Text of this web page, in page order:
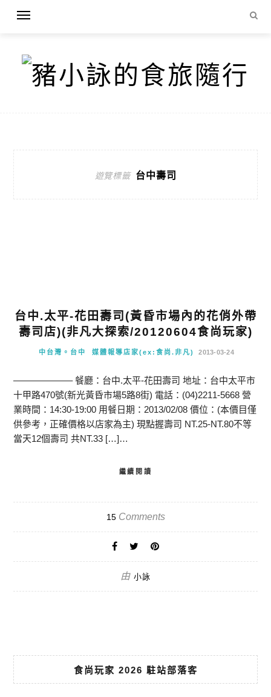
遊覽標籤 台中壽司
台中.太平-花田壽司(黃昏市場內的花俏外帶
壽司店)(非凡大探索/20120604食尚玩家)
中台灣。台中 媒體報導店家(ex:食尚.非凡) 2013-03-24
——————– 餐廳：台中.太平-花田壽司 地址：台中太平市
十甲路470號(新光黃昏市場5路8街) 電話：(04)2211-5668 營
業時間：14:30-19:00 用餐日期：2013/02/08 價位：(本價目僅
供參考，正確價格以店家為主) 現點握壽司 NT.25-NT.80不等
當天12個壽司 共NT.33 […]…
繼續閱讀
15Comments
由 小詠
食尚玩家 2026 駐站部落客